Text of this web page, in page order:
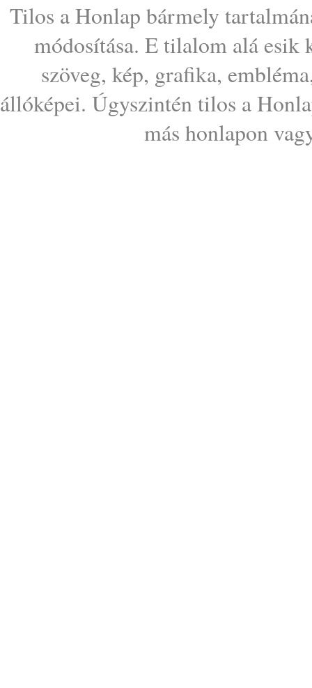
Tilos a Honlap bármely
módosítása. E tilalom alá esik
szöveg, kép, grafika,
állóképei. Úgyszintén tilos a
más honlapon